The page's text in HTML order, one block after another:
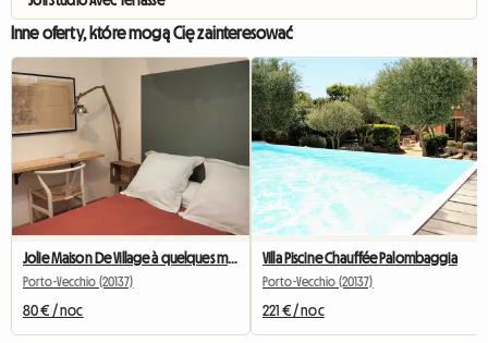
Inne oferty, które mogą Cię zainteresować
Jolie Maison De Village à quelques minutes de Porto Vecchio
Porto-Vecchio (20137)
80 € / noc
Villa Piscine Chauffée Palombaggia
Porto-Vecchio (20137)
221 € / noc